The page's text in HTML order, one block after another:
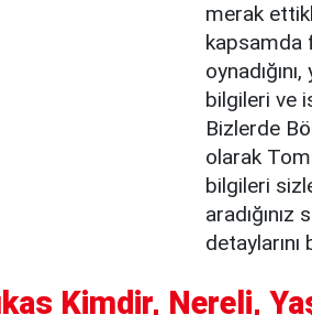
merak
kapsamda
bilgileri ve
Bizlerde
olarak
bilgileri
aradığınız
Kimdir, Nereli,